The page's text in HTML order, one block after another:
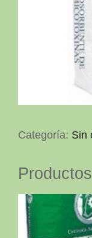
Categoría: Sin